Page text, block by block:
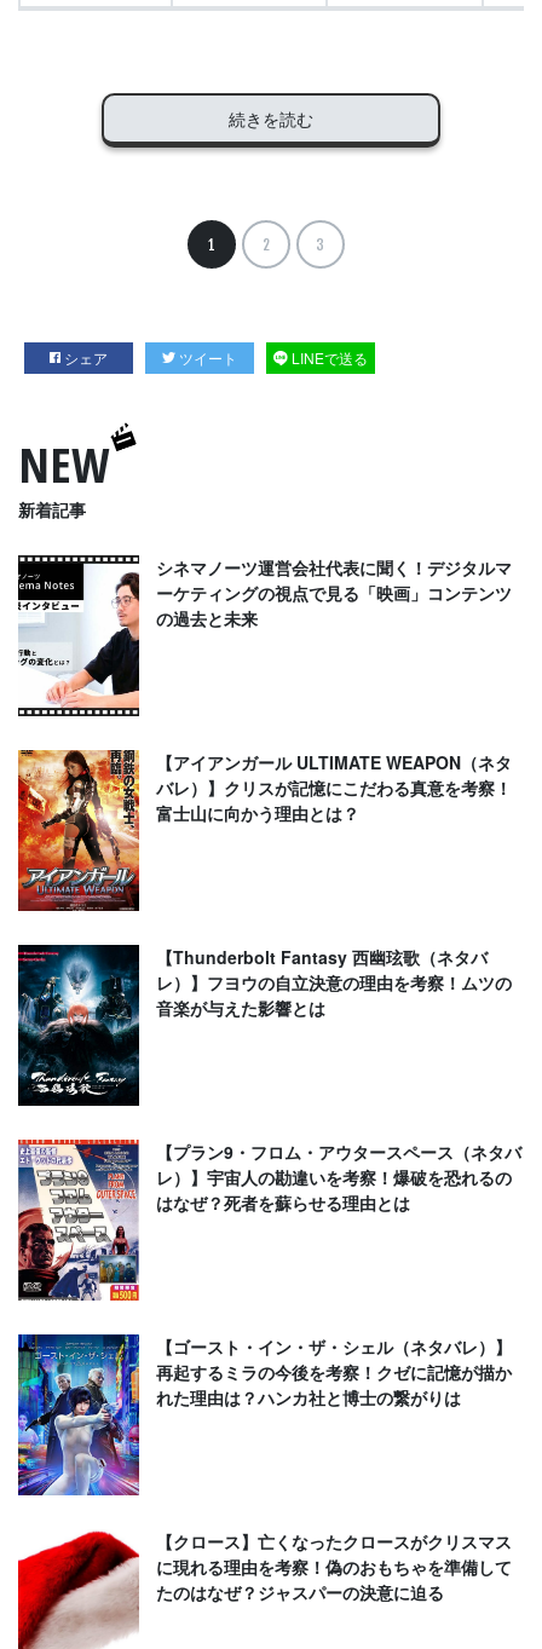
続きを読む
1 2 3
シェア ツイート LINEで送る
NEW
新着記事
シネマノーツ運営会社代表に聞く！デジタルマ
ーケティングの視点で見る「映画」コンテンツ
の過去と未来
【アイアンガール ULTIMATE WEAPON（ネタ
バレ）】クリスが記憶にこだわる真意を考察！
富士山に向かう理由とは？
【Thunderbolt Fantasy 西幽玹歌（ネタバ
レ）】フヨウの自立決意の理由を考察！ムツの
音楽が与えた影響とは
【プラン9・フロム・アウタースペース（ネタバ
レ）】宇宙人の勘違いを考察！爆破を恐れるの
はなぜ？死者を蘇らせる理由とは
【ゴースト・イン・ザ・シェル（ネタバレ）】
再起するミラの今後を考察！クゼに記憶が描か
れた理由は？ハンカ社と博士の繋がりは
【クロース】亡くなったクロースがクリスマス
に現れる理由を考察！偽のおもちゃを準備して
たのはなぜ？ジャスパーの決意に迫る